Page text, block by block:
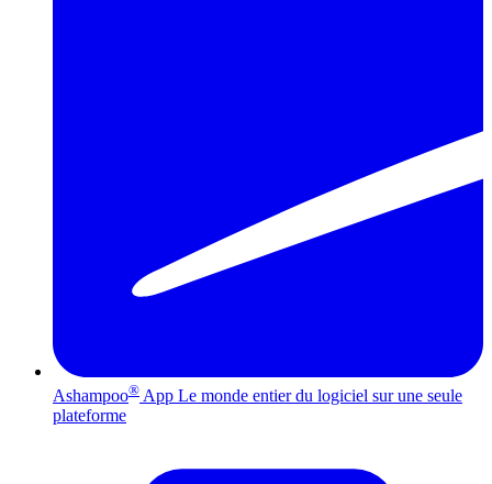
Ashampoo® App Le monde entier du logiciel sur une seule
plateforme